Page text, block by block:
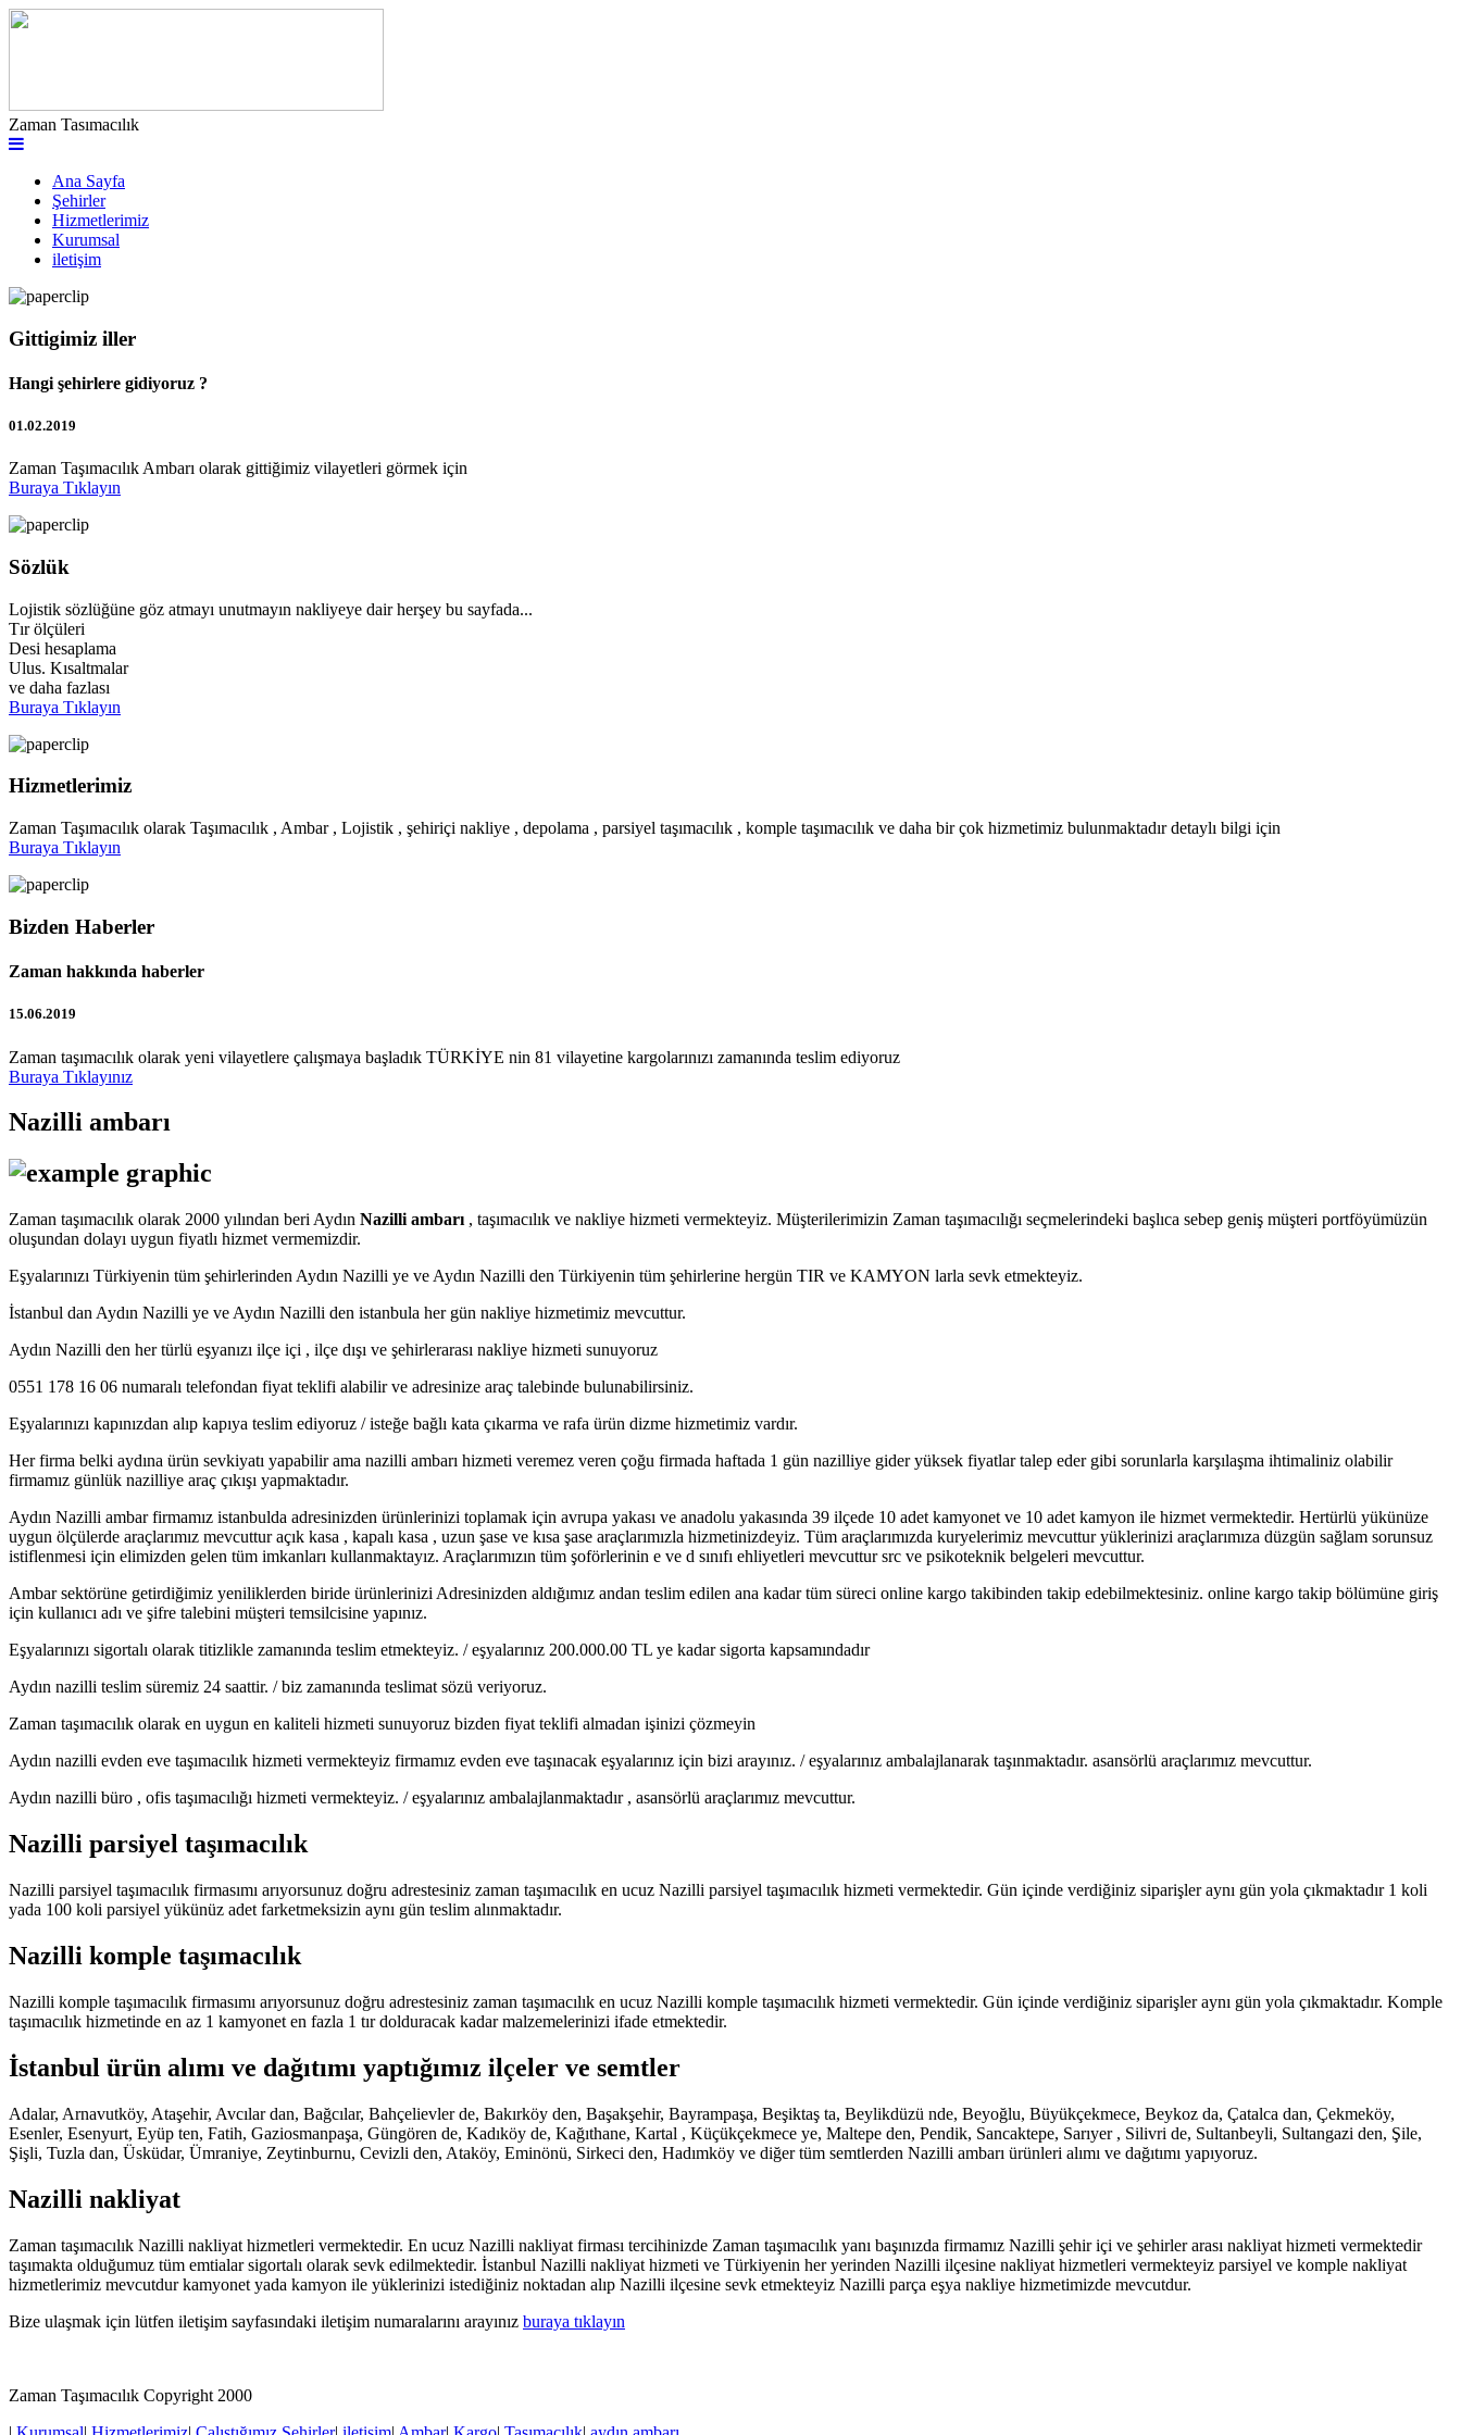
Zaman Tasımacılık
Ana Sayfa
Şehirler
Hizmetlerimiz
Kurumsal
iletişim
Gittigimiz iller
Hangi şehirlere gidiyoruz ?
01.02.2019
Zaman Taşımacılık Ambarı olarak gittiğimiz vilayetleri görmek için
Buraya Tıklayın
Sözlük
Lojistik sözlüğüne göz atmayı unutmayın nakliyeye dair herşey bu sayfada...
Tır ölçüleri
Desi hesaplama
Ulus. Kısaltmalar
ve daha fazlası
Buraya Tıklayın
Hizmetlerimiz
Zaman Taşımacılık olarak Taşımacılık , Ambar , Lojistik , şehiriçi nakliye , depolama , parsiyel taşımacılık , komple taşımacılık ve daha bir çok hizmetimiz bulunmaktadır detaylı bilgi için
Buraya Tıklayın
Bizden Haberler
Zaman hakkında haberler
15.06.2019
Zaman taşımacılık olarak yeni vilayetlere çalışmaya başladık TÜRKİYE nin 81 vilayetine kargolarınızı zamanında teslim ediyoruz
Buraya Tıklayınız
Nazilli ambarı
Zaman taşımacılık olarak 2000 yılından beri Aydın Nazilli ambarı , taşımacılık ve nakliye hizmeti vermekteyiz. Müşterilerimizin Zaman taşımacılığı seçmelerindeki başlıca sebep geniş müşteri portföyümüzün
oluşundan dolayı uygun fiyatlı hizmet vermemizdir.
Eşyalarınızı Türkiyenin tüm şehirlerinden Aydın Nazilli ye ve Aydın Nazilli den Türkiyenin tüm şehirlerine hergün TIR ve KAMYON larla sevk etmekteyiz.
İstanbul dan Aydın Nazilli ye ve Aydın Nazilli den istanbula her gün nakliye hizmetimiz mevcuttur.
Aydın Nazilli den her türlü eşyanızı ilçe içi , ilçe dışı ve şehirlerarası nakliye hizmeti sunuyoruz
0551 178 16 06 numaralı telefondan fiyat teklifi alabilir ve adresinize araç talebinde bulunabilirsiniz.
Eşyalarınızı kapınızdan alıp kapıya teslim ediyoruz / isteğe bağlı kata çıkarma ve rafa ürün dizme hizmetimiz vardır.
Her firma belki aydına ürün sevkiyatı yapabilir ama nazilli ambarı hizmeti veremez veren çoğu firmada haftada 1 gün nazilliye gider yüksek fiyatlar talep eder gibi sorunlarla karşılaşma ihtimaliniz olabilir
firmamız günlük nazilliye araç çıkışı yapmaktadır.
Aydın Nazilli ambar firmamız istanbulda adresinizden ürünlerinizi toplamak için avrupa yakası ve anadolu yakasında 39 ilçede 10 adet kamyonet ve 10 adet kamyon ile hizmet vermektedir. Hertürlü yükünüze
uygun ölçülerde araçlarımız mevcuttur açık kasa , kapalı kasa , uzun şase ve kısa şase araçlarımızla hizmetinizdeyiz. Tüm araçlarımızda kuryelerimiz mevcuttur yüklerinizi araçlarımıza düzgün sağlam sorunsuz
istiflenmesi için elimizden gelen tüm imkanları kullanmaktayız. Araçlarımızın tüm şoförlerinin e ve d sınıfı ehliyetleri mevcuttur src ve psikoteknik belgeleri mevcuttur.
Ambar sektörüne getirdiğimiz yeniliklerden biride ürünlerinizi Adresinizden aldığımız andan teslim edilen ana kadar tüm süreci online kargo takibinden takip edebilmektesiniz. online kargo takip bölümüne giriş
için kullanıcı adı ve şifre talebini müşteri temsilcisine yapınız.
Eşyalarınızı sigortalı olarak titizlikle zamanında teslim etmekteyiz. / eşyalarınız 200.000.00 TL ye kadar sigorta kapsamındadır
Aydın nazilli teslim süremiz 24 saattir. / biz zamanında teslimat sözü veriyoruz.
Zaman taşımacılık olarak en uygun en kaliteli hizmeti sunuyoruz bizden fiyat teklifi almadan işinizi çözmeyin
Aydın nazilli evden eve taşımacılık hizmeti vermekteyiz firmamız evden eve taşınacak eşyalarınız için bizi arayınız. / eşyalarınız ambalajlanarak taşınmaktadır. asansörlü araçlarımız mevcuttur.
Aydın nazilli büro , ofis taşımacılığı hizmeti vermekteyiz. / eşyalarınız ambalajlanmaktadır , asansörlü araçlarımız mevcuttur.
Nazilli parsiyel taşımacılık
Nazilli parsiyel taşımacılık firmasımı arıyorsunuz doğru adrestesiniz zaman taşımacılık en ucuz Nazilli parsiyel taşımacılık hizmeti vermektedir. Gün içinde verdiğiniz siparişler aynı gün yola çıkmaktadır 1 koli
yada 100 koli parsiyel yükünüz adet farketmeksizin aynı gün teslim alınmaktadır.
Nazilli komple taşımacılık
Nazilli komple taşımacılık firmasımı arıyorsunuz doğru adrestesiniz zaman taşımacılık en ucuz Nazilli komple taşımacılık hizmeti vermektedir. Gün içinde verdiğiniz siparişler aynı gün yola çıkmaktadır. Komple
taşımacılık hizmetinde en az 1 kamyonet en fazla 1 tır dolduracak kadar malzemelerinizi ifade etmektedir.
İstanbul ürün alımı ve dağıtımı yaptığımız ilçeler ve semtler
Adalar, Arnavutköy, Ataşehir, Avcılar dan, Bağcılar, Bahçelievler de, Bakırköy den, Başakşehir, Bayrampaşa, Beşiktaş ta, Beylikdüzü nde, Beyoğlu, Büyükçekmece, Beykoz da, Çatalca dan, Çekmeköy,
Esenler, Esenyurt, Eyüp ten, Fatih, Gaziosmanpaşa, Güngören de, Kadıköy de, Kağıthane, Kartal , Küçükçekmece ye, Maltepe den, Pendik, Sancaktepe, Sarıyer , Silivri de, Sultanbeyli, Sultangazi den, Şile,
Şişli, Tuzla dan, Üsküdar, Ümraniye, Zeytinburnu, Cevizli den, Ataköy, Eminönü, Sirkeci den, Hadımköy ve diğer tüm semtlerden Nazilli ambarı ürünleri alımı ve dağıtımı yapıyoruz.
Nazilli nakliyat
Zaman taşımacılık Nazilli nakliyat hizmetleri vermektedir. En ucuz Nazilli nakliyat firması tercihinizde Zaman taşımacılık yanı başınızda firmamız Nazilli şehir içi ve şehirler arası nakliyat hizmeti vermektedir
taşımakta olduğumuz tüm emtialar sigortalı olarak sevk edilmektedir. İstanbul Nazilli nakliyat hizmeti ve Türkiyenin her yerinden Nazilli ilçesine nakliyat hizmetleri vermekteyiz parsiyel ve komple nakliyat
hizmetlerimiz mevcutdur kamyonet yada kamyon ile yüklerinizi istediğiniz noktadan alıp Nazilli ilçesine sevk etmekteyiz Nazilli parça eşya nakliye hizmetimizde mevcutdur.
Bize ulaşmak için lütfen iletişim sayfasındaki iletişim numaralarını arayınız buraya tıklayın
Zaman Taşımacılık Copyright 2000